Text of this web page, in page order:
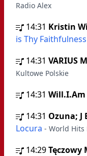
Radio Alex
14:31 Kristin
is Thy Faithfulness
14:31 VARIUS
Kultowe Polskie
14:31 Will.I.Am
14:31 Ozuna; J
Locura - World Hits
14:29Tęczowy